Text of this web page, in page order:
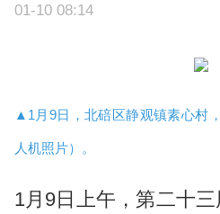
01-10 08:14
▲1月9日，北碚区静观镇素心村
人机照片）。
1月9日上午，第二十三